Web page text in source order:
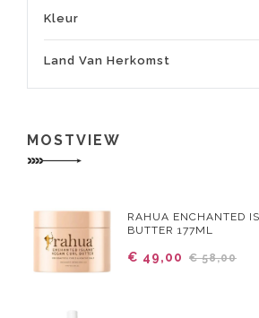
Kleur
Land Van Herkomst
MOSTVIEW
RAHUA ENCHANTED
BUTTER 177ML
€ 49,00 € 58,00